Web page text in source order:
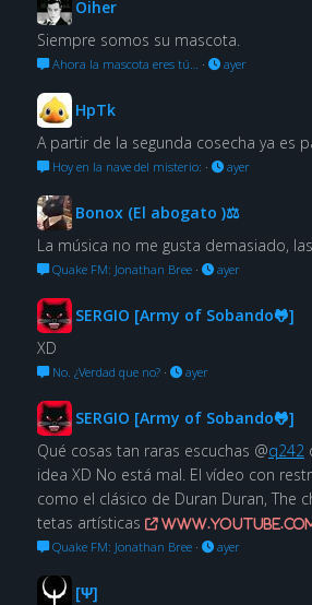
Oiher
Siempre somos su mascota.
Ahora la mascota eres tú… · ayer
HpTk
A partir de la segunda cosecha ya es
Hoy en la nave del misterio: · ayer
Bonox (El abogato )⚖
La música no me gusta demasiado,
Quake FM: Jonathan Bree· ayer
SERGIO [Army of Sobando🐸]
XD
No. ¿Verdad que no?· ayer
SERGIO [Army of Sobando🐸]
Qué cosas tan raras escuchas @q242
idea XD No está mal. El vídeo con
como el clásico de Duran Duran, The
tetas artísticas
Quake FM: Jonathan Bree· ayer
[Ψ]